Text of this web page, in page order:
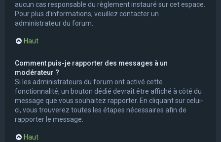
aucun cas responsable du règlement instauré sur cet espace.
Pour plus d’informations, veuillez contacter un
administrateur du forum.
Haut
Comment puis-je rapporter des messages à un
modérateur ?
Si les administrateurs du forum ont activé cette
fonctionnalité, un bouton dédié devrait être affiché à côté du
message que vous souhaitez rapporter. En cliquant sur celui-
ci, vous trouverez toutes les étapes nécessaires afin de
rapporter le message.
Haut